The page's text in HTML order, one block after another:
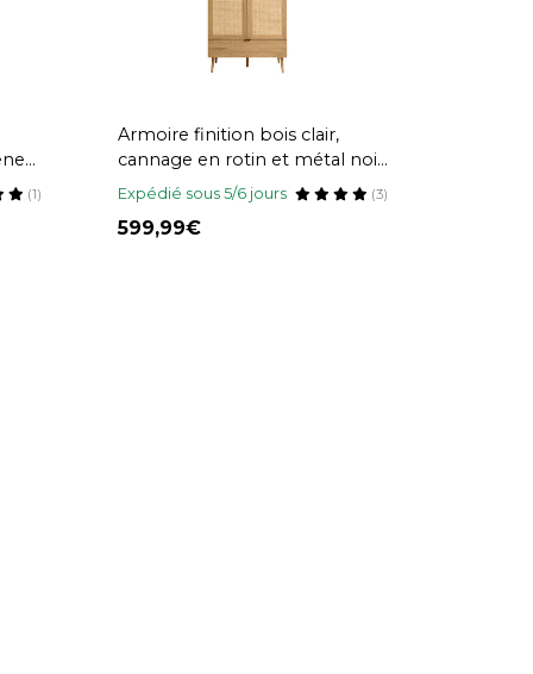
(1)
Armoire finition bois clair,
cannage en rotin et métal noir
L100 cm MANILLE
Expédié sous 5/6 jours (3)
599,99